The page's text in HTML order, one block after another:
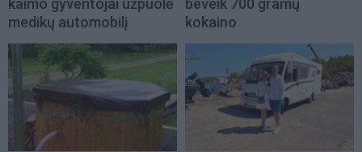
kaimo gyventojai užpuolė
medikų automobilį
beveik 700 gramų
kokaino